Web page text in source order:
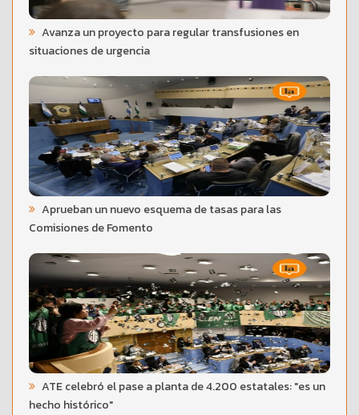
Avanza un proyecto para regular transfusiones en
situaciones de urgencia
Aprueban un nuevo esquema de tasas para las
Comisiones de Fomento
ATE celebró el pase a planta de 4.200 estatales: "es un
hecho histórico"